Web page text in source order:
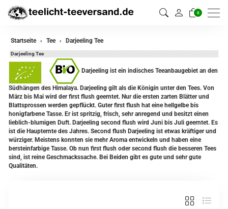
0
zurück
Darjeeling Tee
Assam Tee
Ceylon Tee
Sikkim Tee
China Tee
Oolong
Startseite Tee Darjeeling Tee
Darjeeling Tee
Darjeeling ist ein indisches Teeanbaugebiet an den
Südhängen des Himalaya. Darjeeling gilt als die Königin unter den Tees. Von
März bis Mai wird der first flush geerntet. Nur die ersten zarten Blätter und
Blattsprossen werden gepflückt. Guter first flush hat eine hellgelbe bis
honigfarbene Tasse. Er ist spritzig, frisch, sehr anregend und besitzt einen
lieblich-blumigen Duft. Darjeeling second flush wird Juni bis Juli geerntet. Es
ist die Haupternte des Jahres. Second flush Darjeeling ist etwas kräftiger und
würziger. Meistens konnten sie mehr Aroma entwickeln und haben eine
bersteinfarbige Tasse. Ob nun first flush oder second flush die besseren Tees
sind, ist reine Geschmackssache. Bei Beiden gibt es gute und sehr gute
Qualitäten.